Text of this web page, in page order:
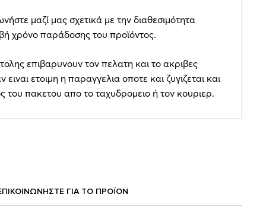
μαζί μας σχετικά με την διαθεσιμότητα
χρόνο παράδοσης του προϊόντος.
επιβαρυνουν τον πελατη και το ακριβες
ειναι ετοιμη η παραγγελια οποτε και ζυγιζεται και
του πακετου απο το ταχυδρομειο ή τον κουριερ.
ΓΙΑ ΤΟ ΠΡΟΪOΝ